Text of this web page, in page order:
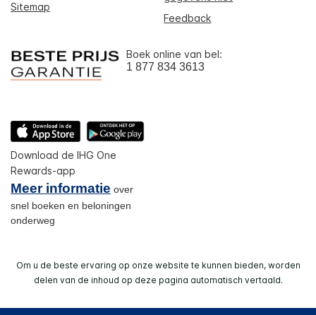
Sitemap
Feedback
Boek online van bel:
1 877 834 3613
Download de IHG One
Rewards-app
Meer informatie over
snel boeken en beloningen
onderweg
Om u de beste ervaring op onze website te kunnen bieden, worden
delen van de inhoud op deze pagina automatisch vertaald.